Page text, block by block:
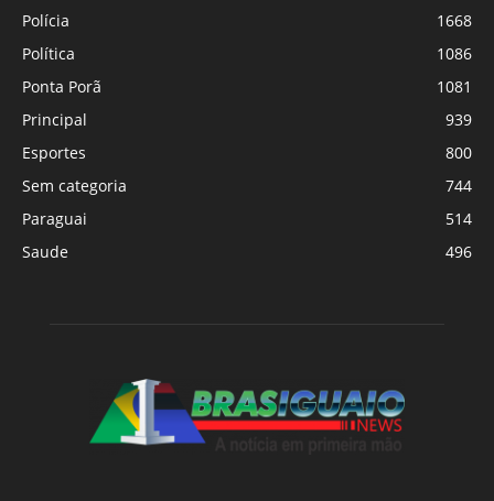
Polícia
1668
Política
1086
Ponta Porã
1081
Principal
939
Esportes
800
Sem categoria
744
Paraguai
514
Saude
496